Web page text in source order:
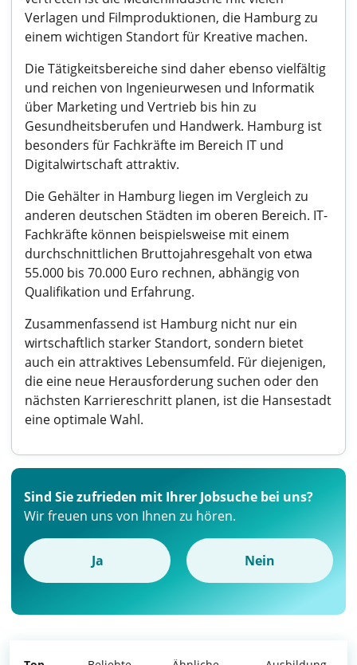
Verlagen und Filmproduktionen, die Hamburg zu
einem wichtigen Standort für Kreative machen.
Die Tätigkeitsbereiche sind daher ebenso vielfältig
und reichen von Ingenieurwesen und Informatik
über Marketing und Vertrieb bis hin zu
Gesundheitsberufen und Handwerk. Hamburg ist
besonders für Fachkräfte im Bereich IT und
Digitalwirtschaft attraktiv.
Die Gehälter in Hamburg liegen im Vergleich zu
anderen deutschen Städten im oberen Bereich. IT-
Fachkräfte können beispielsweise mit einem
durchschnittlichen Bruttojahresgehalt von etwa
55.000 bis 70.000 Euro rechnen, abhängig von
Qualifikation und Erfahrung.
Zusammenfassend ist Hamburg nicht nur ein
wirtschaftlich starker Standort, sondern bietet
auch ein attraktives Lebensumfeld. Für diejenigen,
die eine neue Herausforderung suchen oder den
nächsten Karriereschritt planen, ist die Hansestadt
eine optimale Wahl.
Sind Sie zufrieden mit Ihrer Jobsuche bei uns?
Wir freuen uns von Ihnen zu hören.
Ja Nein